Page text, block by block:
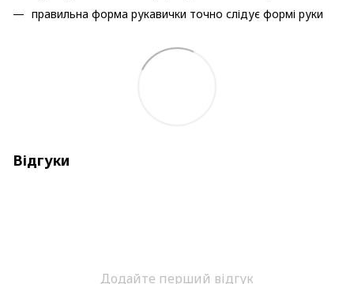
правильна форма рукавички точно слідує формі руки
Відгуки
Додайте перший відгук